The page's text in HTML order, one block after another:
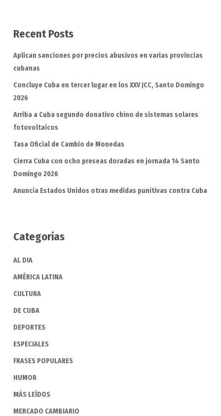
Recent Posts
Aplican sanciones por precios abusivos en varias provincias
cubanas
Concluye Cuba en tercer lugar en los XXV JCC, Santo Domingo
2026
Arriba a Cuba segundo donativo chino de sistemas solares
fotovoltaicos
Tasa Oficial de Cambio de Monedas
Cierra Cuba con ocho preseas doradas en jornada 14 Santo
Domingo 2026
Anuncia Estados Unidos otras medidas punitivas contra Cuba
Categorias
AL DIA
AMÉRICA LATINA
CULTURA
DE CUBA
DEPORTES
ESPECIALES
FRASES POPULARES
HUMOR
MÁS LEÍDOS
MERCADO CAMBIARIO